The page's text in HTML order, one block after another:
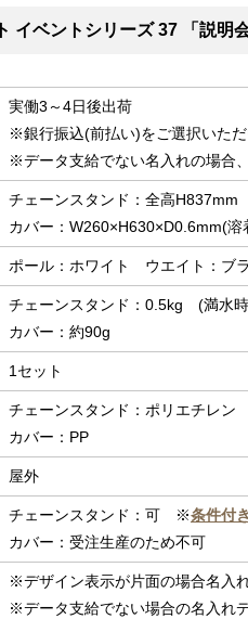
イベントシリーズ 37 「説
実働3～4日後出荷
※銀行振込(前払い)をご選択いた
※データ支給でない名入れの場合
チェーンスタンド：全高
カバー：W260×H630×D0.6mm(溶
ポール：ホワイト ウエイト：ブ
チェーンスタンド：0.5kg (満水
カバー：約90g
1セット
チェーンスタンド：ポリエチレン
カバー：PP
屋外
チェーンスタンド：可 ※条件付き
カバー：受注生産のため不可
※デザイン表示が片面の場合名入
※データ支給でない場合の名入れ